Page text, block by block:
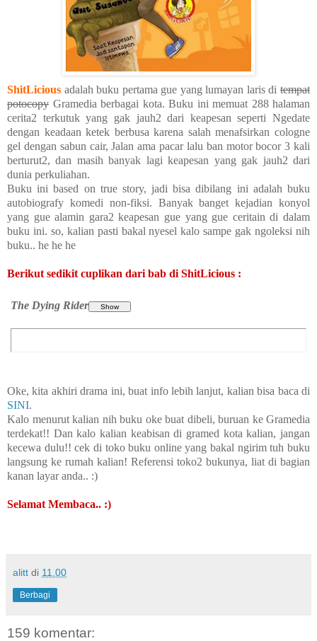
ShitLicious adalah buku pertama gue yang lumayan laris di tempat
potocopy Gramedia berbagai kota. Buku ini memuat 288 halaman
cerita2 terkutuk yang gak jauh2 dari keapesan seperti Ngedate
dengan keadaan ketek berbusa karena salah menafsirkan cologne
gel dengan sabun cair, Jalan ama pacar lalu ban motor bocor 3 kali
berturut2, dan masih banyak lagi keapesan yang gak jauh2 dari
dunia perkuliahan.
Buku ini based on true story, jadi bisa dibilang ini adalah buku
autobiografy komedi non-fiksi. Banyak banget kejadian konyol
yang gue alamin gara2 keapesan gue yang gue ceritain di dalam
buku ini. so, kalian pasti bakal nyesel kalo sampe gak ngoleksi nih
buku.. he he he
Berikut sedikit cuplikan dari bab di ShitLicious :
The Dying Rider
Oke, kita akhiri drama ini, buat info lebih lanjut, kalian bisa baca di
SINI.
Kalo menurut kalian nih buku oke buat dibeli, buruan ke Gramedia
terdekat!! Dan kalo kalian keabisan di gramed kota kalian, jangan
kecewa dulu!! cek di toko buku online yang bakal ngirim tuh buku
langsung ke rumah kalian! Referensi toko2 bukunya, liat di bagian
kanan layar anda.. :)
Selamat Membaca.. :)
alitt di 11.00
Berbagi
159 komentar: